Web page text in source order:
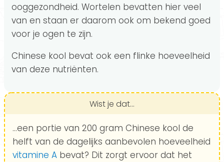
ooggezondheid. Wortelen bevatten hier veel
van en staan er daarom ook om bekend goed
voor je ogen te zijn.
Chinese kool bevat ook een flinke hoeveelheid
van deze nutriënten.
Wist je dat...
...een portie van 200 gram Chinese kool de
helft van de dagelijks aanbevolen hoeveelheid
vitamine A bevat? Dit zorgt ervoor dat het